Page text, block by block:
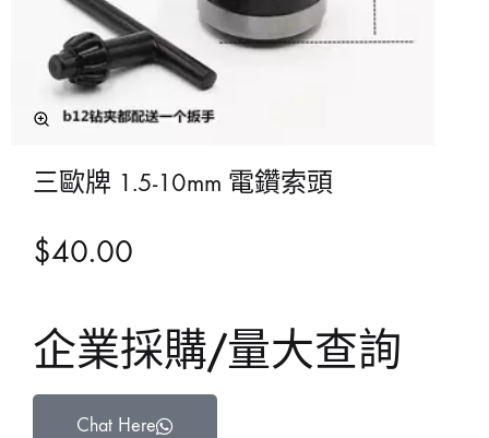
三歐牌 1.5-10mm 電鑽索頭
$40.00
企業採購/量大查詢
Chat Here